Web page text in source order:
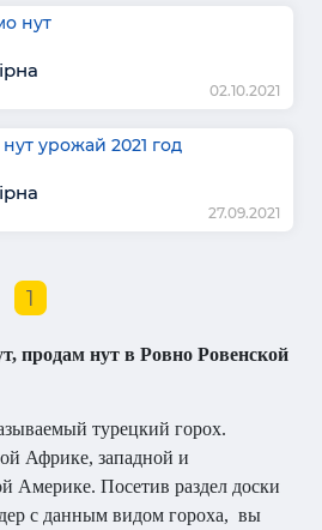
нут
02.10.2021
урожай 2021 год
27.09.2021
1
продам нут в Ровно Ровенской
турецкий горох.
Африке, западной и
Америке. Посетив раздел доски
с данным видом гороха, вы